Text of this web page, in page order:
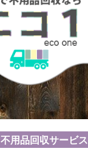
不用品回収サービス